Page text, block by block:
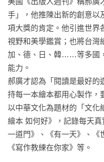
後的現在，諸多電影四處可
類如何認知並身處其中，如
《露西》等。本書用兩位主
生活，品嘗不同的生命經驗
互相指涉，引領我們思考「
夢境究竟有何區別、我的存
誰？」進而更加認識自我，
心變寬廣了，就能跨越邊界
玄妙境界，在一點一滴的生
☁ 俄羅斯國寶級插畫家，
手」，他推陳出新的創意以
項大獎的肯定。他引進世界
視野和美學鑑賞；也將台灣
加、德、日、韓……等多國
能力。
郝廣才認為「閱讀是最好的
持每一本繪本都用心製作，
以中華文化為題材的「文化
繪本 如何好》，記錄每天
一道門》、《有一天》、《
《寫作教練在你家》等。